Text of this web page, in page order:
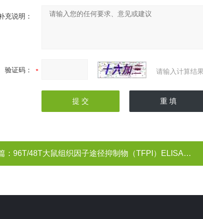
充说明：
验证码： 请输入计算结
： 96T/48T大鼠组织因子途径抑制物（TFPI）ELISA试剂盒